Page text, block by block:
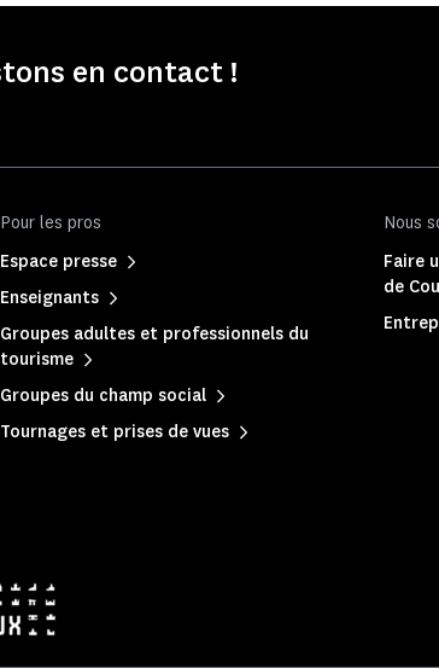
en contact !
Pour les pros
Espace presse
Enseignants
Groupes adultes et professionnels du
tourisme
Groupes du champ social
Tournages et prises de vues
Nous
Faire
de